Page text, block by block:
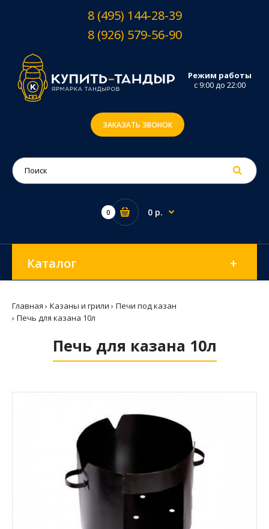
8 (495) 144-28-39
8 (926) 579-56-90
Режим работы
с 9:00 до 22:00
ЗАКАЗАТЬ ЗВОНОК
0 0 р.
Каталог
Главная Казаны и грили
Печи под казан
Печь для казана 10л
Печь для казана 10л